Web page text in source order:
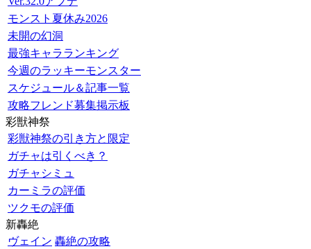
モンスト夏休み2026
未開の幻洞
最強キャラランキング
今週のラッキーモンスター
スケジュール＆記事一覧
攻略フレンド募集掲示板
彩獣神祭
彩獣神祭の引き方と限定
ガチャは引くべき？
ガチャシミュ
カーミラの評価
ツクモの評価
新轟絶
ヴェイン 轟絶の攻略